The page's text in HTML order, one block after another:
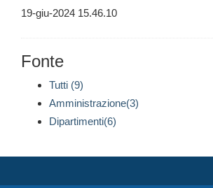
19-giu-2024 15.46.10
Fonte
Tutti (9)
Amministrazione(3)
Dipartimenti(6)